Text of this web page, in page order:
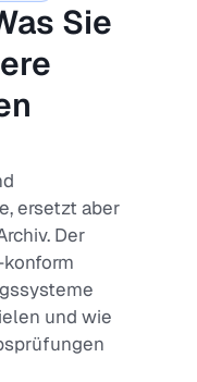
Sie
ersetzt aber
Der
und wie